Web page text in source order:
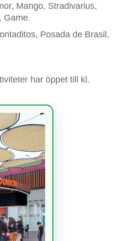
Mango, Stradivarius,
Game.
Posada de Brasil,
har öppet till kl.